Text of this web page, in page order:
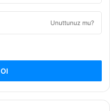
Unuttunuz mu?